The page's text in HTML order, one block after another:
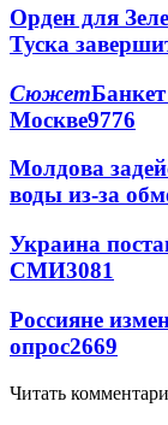
Орден для
Туска
Сюжет
Москве9776
Молдова
воды из-за
Украина
СМИ3081
Россияне
опрос2669
Читать